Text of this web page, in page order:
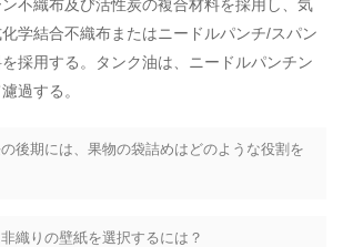
不織布及び活性炭の複合材料を採用し、気
学結合不織布またはニードルパンチ/スパン
採用する。タンク油は、ニードルパンチン
過する。
後期には、果物の袋詰めはどのような役割を
織りの壁紙を選択するには？